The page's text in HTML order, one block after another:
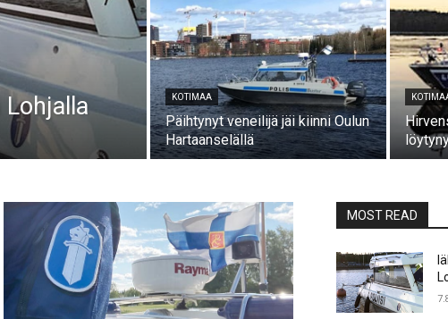
KOTIMAA
Päihtynyt veneilijä jäi kiinni Oulun
Hartaanselällä
MOST READ